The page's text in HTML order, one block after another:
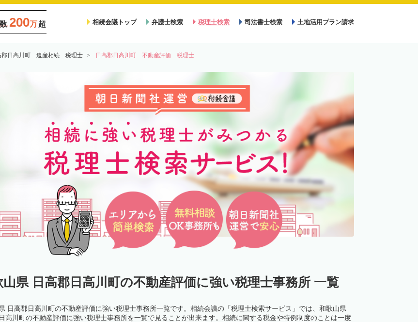
200万超 相続会議トップ 弁護士検索 税理士検索 司法書士検索 土地活用プラン請求
郡日高川町 遺産相続 税理士 日高郡日高川町 不動産評価 税理士
山県 日高郡日高川町の不動産評価に強い税理士事務所 一覧
日高郡日高川町の不動産評価に強い税理士事務所一覧です。相続会議の「税理士検索サービス」では、和歌山県
高川町の不動産評価に強い税理士事務所を一覧で見ることが出来ます。相続に関する税金や特例制度のことは一度